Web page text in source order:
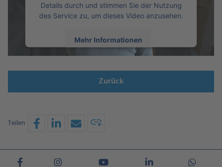
Details durch und stimmen Sie der Nutzung
des Service zu, um dieses Video anzusehen.
Mehr Informationen
Usercentrics Consent
Zurück
Teilen